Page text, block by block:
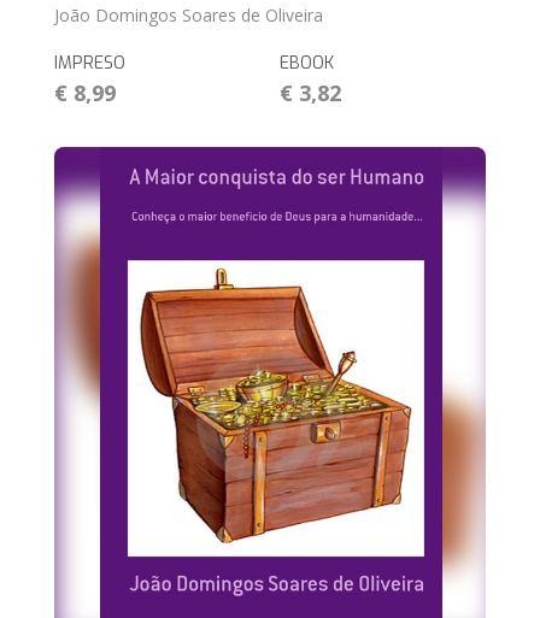
João Domingos Soares de Oliveira
IMPRESO
€ 8,99
EBOOK
€ 3,82